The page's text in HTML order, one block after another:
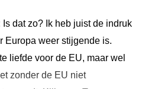
Is dat zo? Ik heb juist de indruk
Europa weer stijgende is.
liefde voor de EU, maar wel
zonder de EU niet